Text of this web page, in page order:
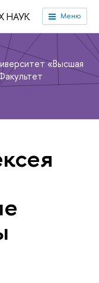
НАУК Меню
«Высшая